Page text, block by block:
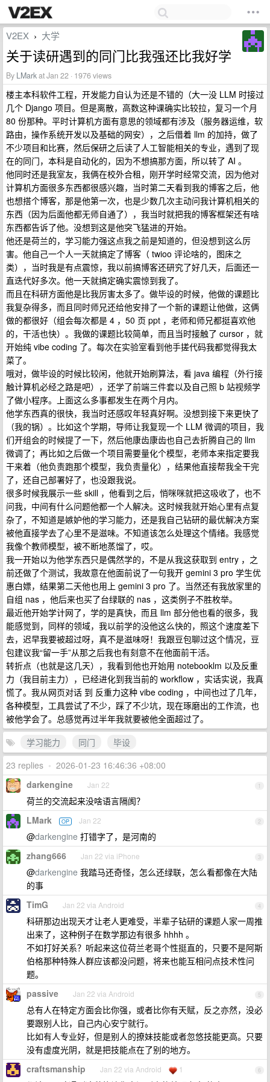
V2EX › 大学
关于读研遇到的同门比我强还比我好学
By LMarkat Jan 22 · 1976 views
楼主本科软件工程，开发能力自认为还是不错的（大一没 LLM 时接过
几个 Django 项目。但是离散，高数这种课确实比较拉，复习一个月
80 份那种。平时计算机方面有意思的领域都有涉及（服务器运维，软
路由，操作系统开发以及基础的网安），之后借着 llm 的加持，做了
不少项目和比赛，然后保研之后读了人工智能相关的专业，遇到了现
在的同门，本科是自动化的，因为不想搞那方面，所以转了 AI 。
他同时还是我室友，我俩在校外合租，刚开学时经常交流，因为他对
计算机方面很多东西都很感兴趣，当时第二天看到我的博客之后，他
也想搭个博客，那是他第一次，也是少数几次主动问我计算机相关的
东西（因为后面他都无师自通了），我当时就把我的博客框架还有啥
东西都告诉了他。没想到这是他突飞猛进的开始。
他还是荷兰的，学习能力强这点我之前是知道的，但没想到这么厉
害。他自己一个人一天就搞定了博客（ twioo 评论啥的，图床之
类），当时我是有点震惊，我以前搞博客还研究了好几天，后面还一
直迭代好多次。他一天就搞定确实震惊到我了。
而且在科研方面他是比我厉害太多了。做毕设的时候，他做的课题比
我复杂得多，而且同时师兄还给他安排了一个新的课题让他做，这俩
做的都很好（组会每次都是 4 ，50 页 ppt ，老师和师兄都挺喜欢他
的，干活也快）。我做的课题比较简单，而且当时接触了 cursor ，就
开始纯 vibe coding 了。每次在实验室看到他手搓代码我都觉得我太
菜了。
哦对，做毕设的时候比较闲，他就开始刷算法，看 java 编程（外行接
触计算机必经之路是吧），还学了前端三件套以及自己照 b 站视频学
了做小程序。上面这么多事都发生在两个月内。
他学东西真的很快，我当时还感叹年轻真好啊。没想到接下来更快了
（我的锅）。比如这个学期，导师让我复现一个 LLM 微调的项目，我
们开组会的时候提了一下，然后他康齿康齿也自己去折腾自己的 llm
微调了；再比如之后做一个项目需要量化个模型，老师本来指定要我
干来着（他负责跑那个模型，我负责量化），结果他直接帮我全干完
了，还自己部署好了，也没跟我说。
很多时候我展示一些 skill ，他看到之后，悄咪咪就把这吸收了，也不
问我，中间有什么问题他都一个人解决。这时候我就开始心里有点复
杂了，不知道是嫉妒他的学习能力，还是我自己钻研的最优解决方案
被他直接学去了心里不是滋味。不知道该怎么处理这个情绪。我感觉
我像个教师模型，被不断地蒸馏了，哎。
我一开始以为他学东西只是偶然学的，不是从我这获取到 entry ，之
前还做了个测试，我故意在他面前说了一句我开 gemini 3 pro 学生优
惠白嫖，结果第二天他也用上 gemini 3 pro 了。当然还有我放家里的
自组 nas ，他后来也买了台绿联的 nas ，这类例子不胜枚举。
最近他开始学计网了，学的是真快，而且 llm 部分他也看的很多，我
能感觉到，同样的领域，我以前学的没他这么快的，照这个速度差下
去，迟早我要被超过呀，真不是滋味呀！我跟豆包聊过这个情况，豆
包建议我“留一手”从那之后我也有刻意不在他面前干活。
转折点（也就是这几天），我看到他也开始用 notebooklm 以及反重
力（我目前主力），已经进化到我当前的 workflow ，实话实说，我真
慌了。我从网页对话 到 反重力这种 vibe coding ，中间也过了几年，
各种模型，工具尝试了不少，踩了不少坑，现在琢磨出的工作流，也
被他学会了。总感觉再过半年我就要被他全面超过了。
学习能力
同门
毕设
23 replies • 2026-01-23 16:46:36 +08:00
1
darkengine Jan 22
荷兰的交流起来没啥语言隔阂？
2
LMark OP Jan 22
@darkengine 打错字了，是河南的
3
zhang666 Jan 22 via iPhone
@darkengine 我踏马还奇怪，怎么还绿联，怎么看都像在大陆
的事
4
TimG Jan 22 via Android
科研那边出现天才让老人更难受，半辈子钻研的课题人家一周推
出来了，这种例子在数学那边有很多 hhhh 。
不如打好关系？听起来这位荷兰老哥个性挺直的，只要不是阿斯
伯格那种特殊人群应该都没问题，将来也能互相问点技术性问
题。
5
passive Jan 22 via Android
总有人在特定方面会比你强，或者比你有天赋，反之亦然，没必
要跟别人比，自己内心安宁就行。
比如有人专业好，但是别人的撩妹技能或者忽悠技能更高。只要
没有虚度光阴，就是把技能点在了别的地方。
6
craftsmanship Jan 22 via Android 1